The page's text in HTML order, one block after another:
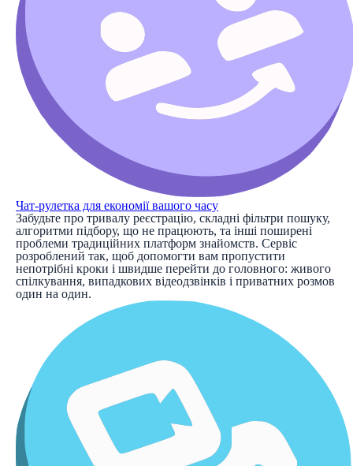
Чат-рулетка для економії вашого часу
Забудьте про тривалу реєстрацію, складні фільтри пошуку,
алгоритми підбору, що не працюють, та інші поширені
проблеми традиційних платформ знайомств. Сервіс
розроблений так, щоб допомогти вам пропустити
непотрібні кроки і швидше перейти до головного: живого
спілкування, випадкових відеодзвінків і приватних розмов
один на один.